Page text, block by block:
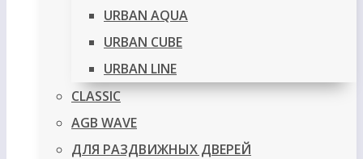
URBAN AQUA
URBAN CUBE
URBAN LINE
CLASSIC
AGB WAVE
ДЛЯ РАЗДВИЖНЫХ ДВЕРЕЙ